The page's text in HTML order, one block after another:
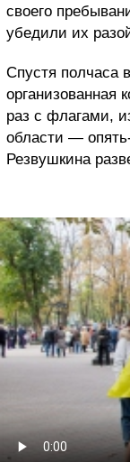
своего
убедили их
Спустя полчаса
организованная
раз с флагами,
области —
Резвушкина